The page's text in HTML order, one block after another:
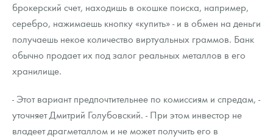
брокерский счет, находишь в окошке поиска, например,
серебро, нажимаешь кнопку «купить» - и в обмен на деньги
получаешь некое количество виртуальных граммов. Банк
обычно продает их под залог реальных металлов в его
хранилище.
- Этот вариант предпочтительнее по комиссиям и спредам, -
уточняет Дмитрий Голубовский. - При этом инвестор не
владеет драгметаллом и не может получить его в